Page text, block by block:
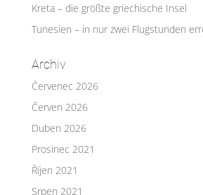
Kreta – die größte griechische Insel
Tunesien – in nur zwei Flugstunden
Archiv
Červenec 2026
Červen 2026
Duben 2026
Prosinec 2021
Říjen 2021
Srpen 2021